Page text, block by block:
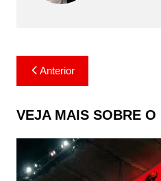
Navegação
de
Post
Anterior
VEJA MAIS SOBRE O